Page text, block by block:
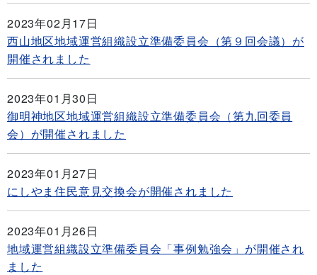
2023年02月17日
西山地区地域運営組織設立準備委員会（第９回会議）が
開催されました
2023年01月30日
御明神地区地域運営組織設立準備委員会（第九回委員
会）が開催されました
2023年01月27日
にしやま住民意見交換会が開催されました
2023年01月26日
地域運営組織設立準備委員会「事例勉強会」が開催され
ました